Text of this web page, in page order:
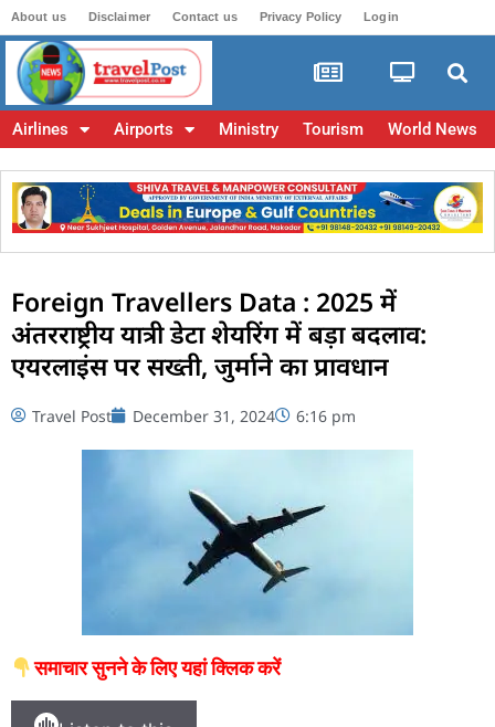
About us Disclaimer Contact us Privacy Policy Login
Airlines Airports Ministry Tourism World News
Foreign Travellers Data : 2025 में
अंतरराष्ट्रीय यात्री डेटा शेयरिंग में बड़ा बदलाव:
एयरलाइंस पर सख्ती, जुर्माने का प्रावधान
Travel Post December 31, 2024 6:16 pm
समाचार सुनने के लिए यहां क्लिक करें